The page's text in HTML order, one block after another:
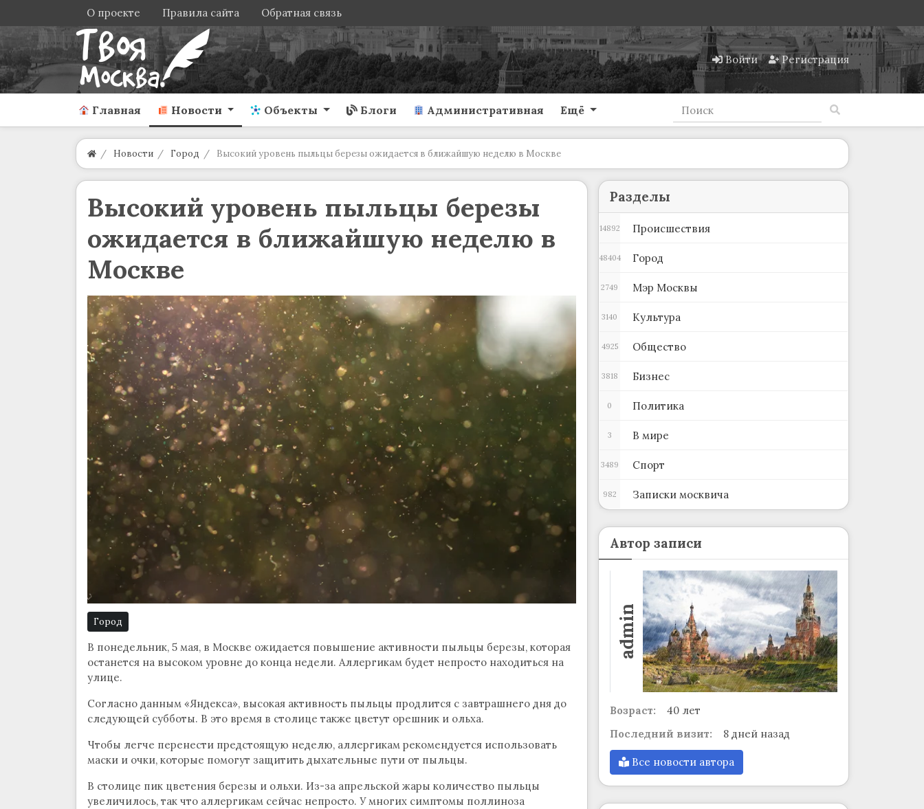
О проекте Правила сайта Обратная связь
Войти Регистрация
Главная Новости Объекты Блоги Административная Ещё
Новости Город Высокий уровень пыльцы березы ожидается в ближайшую неделю в Москве
Высокий уровень пыльцы березы
ожидается в ближайшую неделю в
Москве
Город
В понедельник, 5 мая, в Москве ожидается повышение активности пыльцы березы, которая
останется на высоком уровне до конца недели. Аллергикам будет непросто находиться на
улице.
Согласно данным «Яндекса», высокая активность пыльцы продлится с завтрашнего дня до
следующей субботы. В это время в столице также цветут орешник и ольха.
Чтобы легче перенести предстоящую неделю, аллергикам рекомендуется использовать
маски и очки, которые помогут защитить дыхательные пути от пыльцы.
В столице пик цветения березы и ольхи. Из-за апрельской жары количество пыльцы
увеличилось, так что аллергикам сейчас непросто. У многих симптомы поллиноза
Разделы
Происшествия
14892
Город
48404
Мэр Москвы
2749
Культура
3140
Общество
4925
Бизнес
3818
Политика
0
В мире
3
Спорт
3489
Записки москвича
982
Автор записи
admin
Возраст:
40 лет
Последний визит:
8 дней назад
Все новости автора